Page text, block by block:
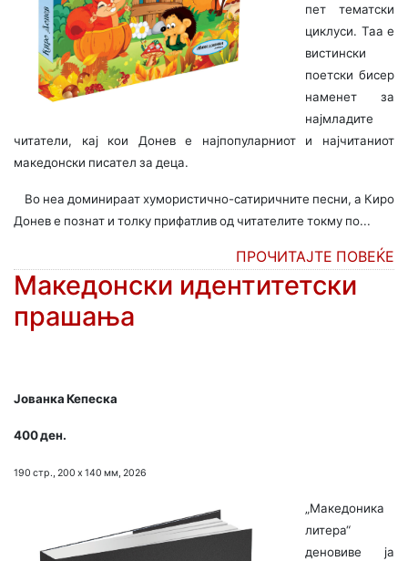
пет тематски
циклуси. Таа е
вистински
поетски бисер
наменет за
најмладите
читатели, кај кои Донев е најпопуларниот и најчитаниот
македонски писател за деца.
Во неа доминираат хумористично-сатиричните песни, а Киро
Донев е познат и толку прифатлив од читателите токму по...
ПРОЧИТАЈТЕ ПОВЕЌЕ
Македонски идентитетски
прашања
Јованка Кепеска
400 ден.
190 стр., 200 х 140 мм, 2026
„Македоника
литера“
деновиве ја